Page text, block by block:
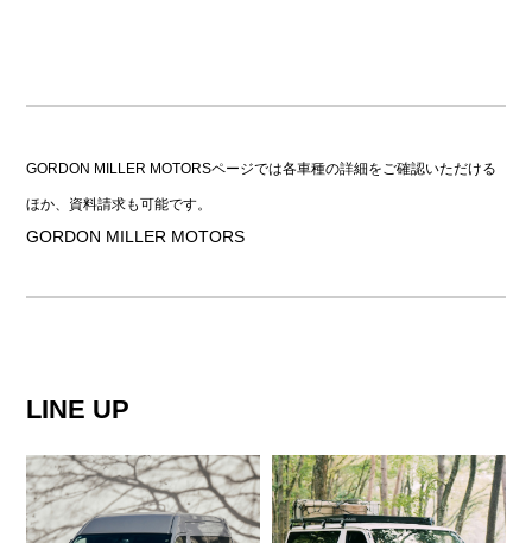
GORDON MILLER MOTORSページでは各車種の詳細をご確認いただける
ほか、資料請求も可能です。
GORDON MILLER MOTORS
LINE UP